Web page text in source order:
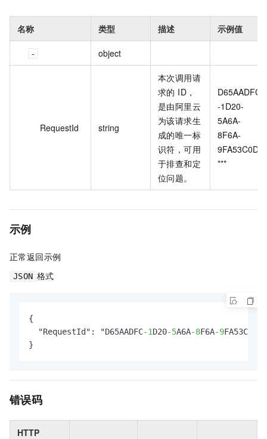
名称 类型 描述 示例值
object
RequestId string
本次调用请
求的 ID，
是由阿里云
为该请求生
成的唯一标
识符，可用
于排查和定
位问题。
D65AADFC
-1D20-
5A6A-
8F6A-
9FA53C0D*
***
示例
正常返回示例
JSON 格式
{
  "RequestId": "D65AADFC
-1D20-5A6A-8F6A-9
}
错误码
HTTP